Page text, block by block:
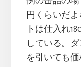
円くらいだ
トは仕入れ
している。
を引いても